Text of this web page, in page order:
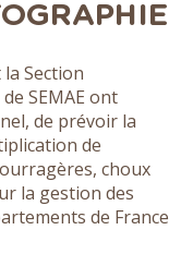
Section
SEMAE ont
de prévoir la
de
choux
la gestion des
de France